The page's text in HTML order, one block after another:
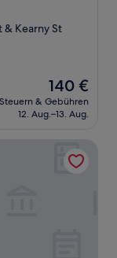
& Kearny St
Der
Preis
beträgt
140 €
& Gebühren
12. Aug.–13. Aug.